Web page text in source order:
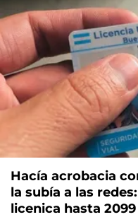
Hacía acrobacia
la subía a las
licenica hasta 2099